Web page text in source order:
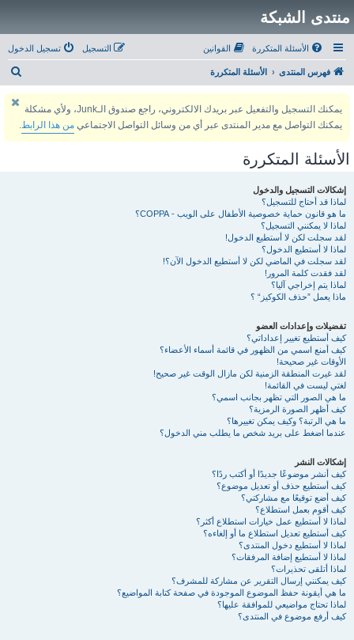
منتدى الشبكة
الأسئلة المتكررة القوانين تسجيل الدخول التسجيل
فهرس المنتدى الأسئلة المتكررة
يمكنك التسجيل والتفعيل عبر بريدك الالكتروني، راجع صندوق الـJunk، ولأي مشكلة
يمكنك التواصل مع مدير المنتدى عبر أي من وسائل التواصل الاجتماعي من هذا الرابط.
الأسئلة المتكررة
إشكالات التسجيل والدخول
لماذا قد أحتاج للتسجيل؟
ما هو قانون حماية خصوصية الأطفال على الويب - COPPA؟
لماذا لا يمكنني التسجيل؟
لقد سجلت لكن لا أستطيع الدخول!
لماذا لا أستطيع الدخول؟
لقد سجلت في الماضي لكن لا أستطيع الدخول الآن؟!
لقد فقدت كلمة المرور!
لماذا يتم إخراجي آليا؟
ماذا يعمل ”حذف الكوكيز“ ؟
تفضيلات وإعدادات العضو
كيف أستطيع تغيير إعداداتي؟
كيف أمنع اسمي من الظهور في قائمة أسماء الأعضاء؟
الأوقات غير صحيحة!
لقد غيرت المنطقة الزمنية لكن مازال الوقت غير صحيح!
لغتي ليست في القائمة!
ما هي الصور التي تظهر بجانب اسمي؟
كيف أظهر الصورة الرمزية؟
ما هي الرتبة؟ وكيف يمكن تغييرها؟
عندما اضغط على بريد شخص ما يطلب مني الدخول؟
إشكالات النشر
كيف أنشر موضوعًا جديدًا أو أكتب ردًا؟
كيف أستطيع حذف أو تعديل موضوع؟
كيف أضع توقيعًا مع مشاركتي؟
كيف أقوم بعمل استطلاع؟
لماذا لا أستطيع عمل خيارات استطلاع أكثر؟
كيف أستطيع تعديل استطلاع ما أو إلغاءه؟
لماذا لا أستطيع دخول المنتدى؟
لماذا لا أستطيع إضافة المرفقات؟
لماذا أتلقى تحذيرات؟
كيف يمكنني إرسال التقرير عن مشاركة للمشرف؟
ما هي أيقونة حفظ الموضوع الموجودة في صفحة كتابة المواضيع؟
لماذا تحتاج مواضيعي للموافقة عليها؟
كيف أرفع موضوع في المنتدى؟